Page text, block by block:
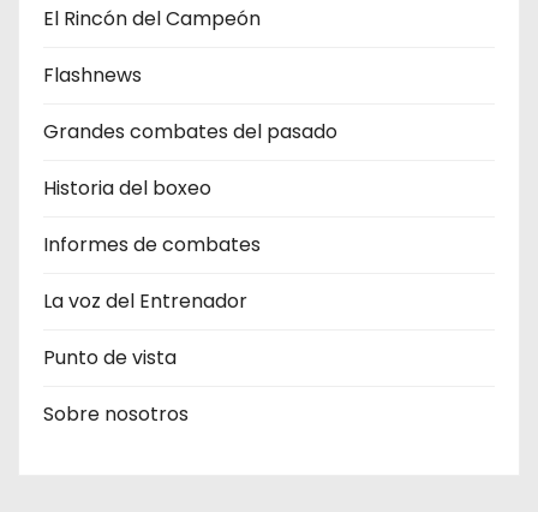
El Rincón del Campeón
Flashnews
Grandes combates del pasado
Historia del boxeo
Informes de combates
La voz del Entrenador
Punto de vista
Sobre nosotros